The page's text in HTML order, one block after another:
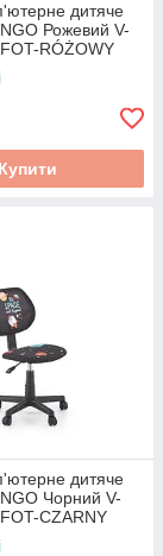
дитяче
Рожевий V-
RÓŻOWY
Купити
дитяче
Чорний V-
CZARNY